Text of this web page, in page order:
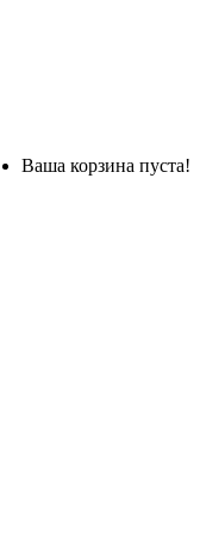
Ваша корзина пуста!